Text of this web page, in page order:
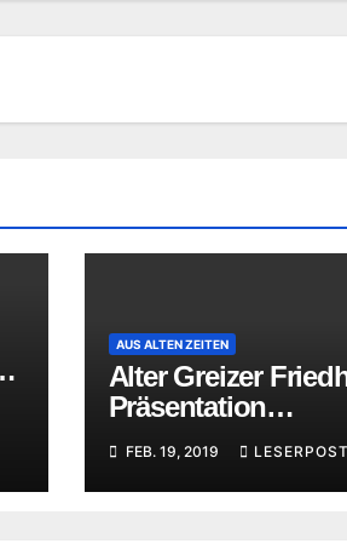
AUS ALTEN ZEITEN
Alter Greizer
Präsentation
FEB. 19, 2019 LESERPOST